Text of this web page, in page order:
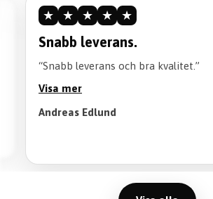
★ ★ ★ ★ ★
Snabb leverans.
“Snabb leverans och bra kvalitet.”
Visa mer
Andreas Edlund